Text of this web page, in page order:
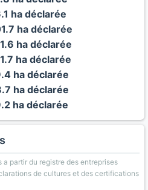
ha déclarée
ha déclarée
ha déclarée
ha déclarée
ha déclarée
ha déclarée
ha déclarée
partir du registre des entreprises
de cultures et des certifications